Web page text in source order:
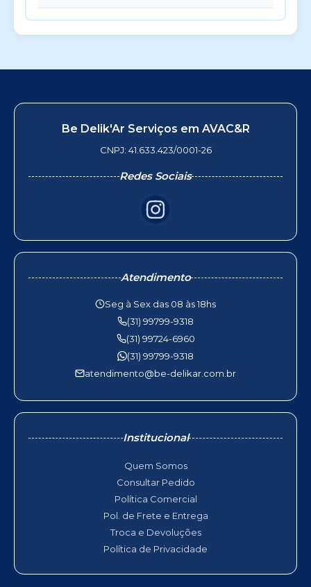
Be Delik'Ar Serviços em AVAC&R
CNPJ: 41.633.423/0001-26
Redes Sociais
Atendimento
Seg à Sex das 08 às 18hs
(31) 99799-9318
(31) 99724-6960
(31) 99799-9318
atendimento@be-delikar.com.br
Institucional
Quem Somos
Consultar Pedido
Política Comercial
Pol. de Frete e Entrega
Troca e Devoluções
Política de Privacidade